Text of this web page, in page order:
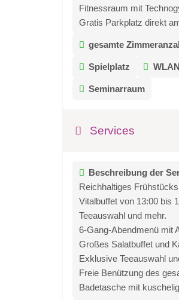
Fitnessraum mit
Gratis Parkplatz direkt
gesamte
Spielplatz WLAN
Seminarraum
Services
Beschreibung der
Reichhaltiges
Vitalbuffet von 13:00 bis
Teeauswahl und mehr.
6-Gang-Abendmenü mit
Großes Salatbuffet und
Exklusive Teeauswahl
Freie Benützung des
Badetasche mit